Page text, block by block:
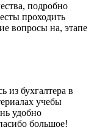
подробно
проходить
вопросы на, этапе
из бухгалтера в
учебы
удобно
большое!